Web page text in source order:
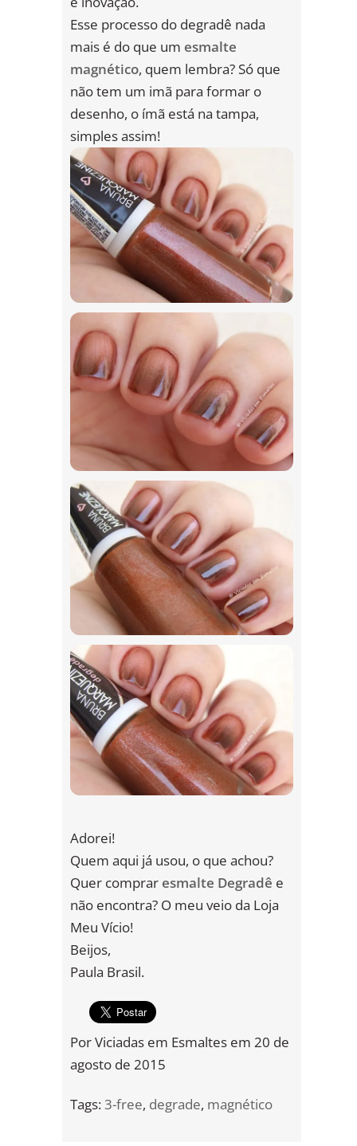
Esse processo do degradê nada
mais é do que um esmalte
magnético, quem lembra? Só que
não tem um imã para formar o
desenho, o ímã está na tampa,
simples assim!
Adorei!
Quem aqui já usou, o que achou?
Quer comprar esmalte Degradê e
não encontra? O meu veio da Loja
Meu Vício!
Beijos,
Paula Brasil.
PorViciadas em Esmaltes em 20 de
agosto de 2015
Tags:3-free, degrade, magnético